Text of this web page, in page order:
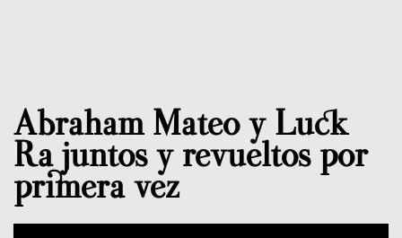
Abraham Mateo y Luck
Ra juntos y revueltos por
primera vez